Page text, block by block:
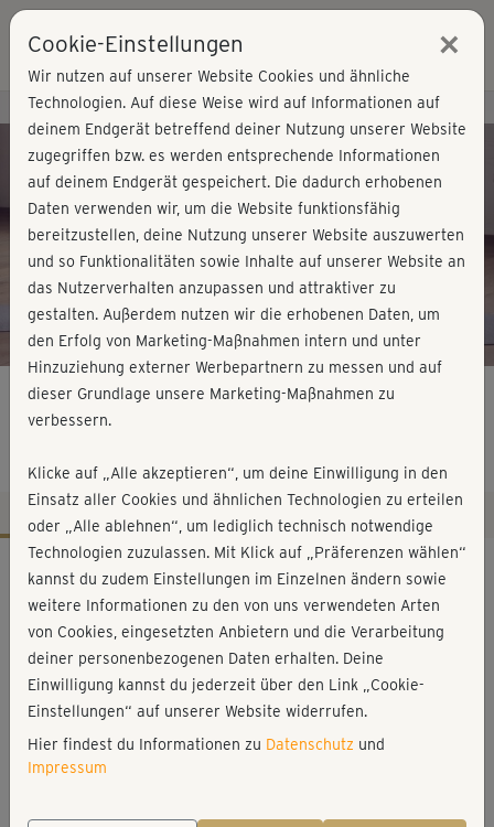
Play
Video
Kursvorschau - Jetzt mitmachen!
Bikinifit 1 - Stretching
Workout-Facts
mittelschwer
7 Min
21 kcal
Stefanie Rohr
Matte
Cookie-Einstellungen ×
Wir nutzen auf unserer Website Cookies und ähnliche
Technologien. Auf diese Weise wird auf Informationen auf
deinem Endgerät betreffend deiner Nutzung unserer Website
zugegriffen bzw. es werden entsprechende Informationen
auf deinem Endgerät gespeichert. Die dadurch erhobenen
Daten verwenden wir, um die Website funktionsfähig
bereitzustellen, deine Nutzung unserer Website auszuwerten
und so Funktionalitäten sowie Inhalte auf unserer Website an
das Nutzerverhalten anzupassen und attraktiver zu
gestalten. Außerdem nutzen wir die erhobenen Daten, um
den Erfolg von Marketing-Maßnahmen intern und unter
Hinzuziehung externer Werbepartnern zu messen und auf
dieser Grundlage unsere Marketing-Maßnahmen zu
verbessern.
Klicke auf „Alle akzeptieren“, um deine Einwilligung in den
Einsatz aller Cookies und ähnlichen Technologien zu erteilen
oder „Alle ablehnen“, um lediglich technisch notwendige
Technologien zuzulassen. Mit Klick auf „Präferenzen wählen“
kannst du zudem Einstellungen im Einzelnen ändern sowie
weitere Informationen zu den von uns verwendeten Arten
von Cookies, eingesetzten Anbietern und die Verarbeitung
deiner personenbezogenen Daten erhalten. Deine
Einwilligung kannst du jederzeit über den Link „Cookie-
Einstellungen“ auf unserer Website widerrufen.
Hier findest du Informationen zu Datenschutz und
Impressum